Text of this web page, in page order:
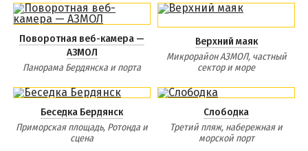
Поворотная веб-камера —
АЗМОЛ
Панорама Бердянска и порта
Верхний маяк
Микрорайон АЗМОЛ, частный
сектор и море
Беседка Бердянск
Приморская площадь, Ротонда и
сцена
Слободка
Третий пляж, набережная и
морской порт